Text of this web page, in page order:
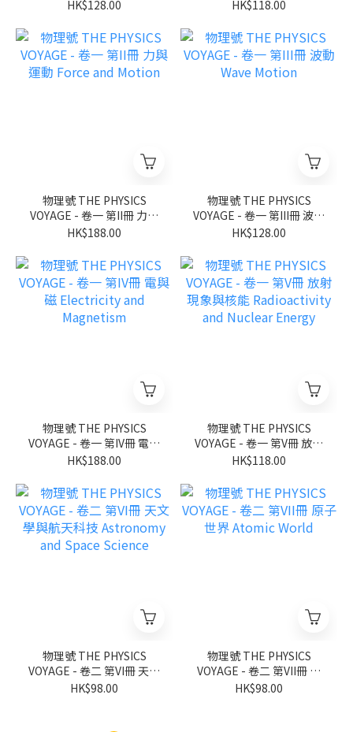
HK$128.00 HK$118.00
物理號 THE PHYSICS
VOYAGE - 卷一 第II冊 力與
運動 Force and Motion
HK$188.00
物理號 THE PHYSICS
VOYAGE - 卷一 第III冊 波動
Wave Motion
HK$128.00
物理號 THE PHYSICS
VOYAGE - 卷一 第IV冊 電與
磁 Electricity and
HK$188.00
物理號 THE PHYSICS
VOYAGE - 卷一 第V冊 放射
現象與核能 Radioactivity
HK$118.00
物理號 THE PHYSICS
VOYAGE - 卷二 第VI冊 天文
學與航天科技 Astronomy
HK$98.00
物理號 THE PHYSICS
VOYAGE - 卷二 第VII冊 原
子世界 Atomic World
HK$98.00